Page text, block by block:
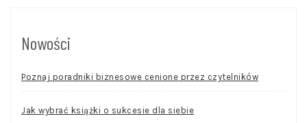
Nowości
Poznaj poradniki biznesowe cenione przez czytelników
Jak wybrać książki o sukcesie dla siebie